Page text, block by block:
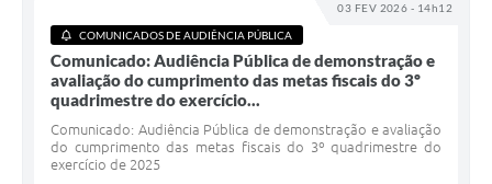
03 FEV 2026 - 14h12
COMUNICADOS DE AUDIÊNCIA PÚBLICA
Comunicado: Audiência Pública de demonstração e
avaliação do cumprimento das metas fiscais do 3º
quadrimestre do exercício...
Comunicado: Audiência Pública de demonstração e avaliação
do cumprimento das metas fiscais do 3º quadrimestre do
exercício de 2025